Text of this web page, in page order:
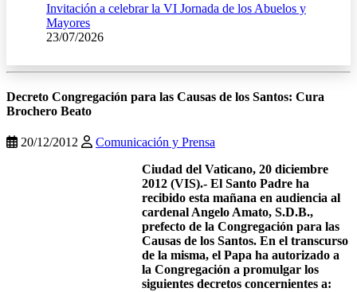
Invitación a celebrar la VI Jornada de los Abuelos y
Mayores
23/07/2026
Decreto Congregación para las Causas de los Santos: Cura
Brochero Beato
20/12/2012
Comunicación y Prensa
Ciudad del Vaticano, 20 diciembre
2012 (VIS).- El Santo Padre ha
recibido esta mañana en audiencia al
cardenal Angelo Amato, S.D.B.,
prefecto de la Congregación para las
Causas de los Santos. En el transcurso
de la misma, el Papa ha autorizado a
la Congregación a promulgar los
siguientes decretos concernientes a: